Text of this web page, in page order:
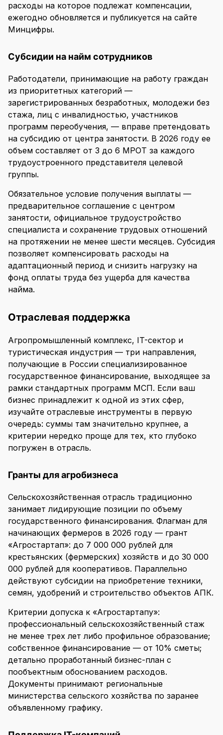
расходы на которое подлежат компенсации,
ежегодно обновляется и публикуется на сайте
Минцифры.
Субсидии на найм сотрудников
Работодатели, принимающие на работу граждан
из приоритетных категорий —
зарегистрированных безработных, молодежи без
стажа, лиц с инвалидностью, участников
программ переобучения, — вправе претендовать
на субсидию от центра занятости. В 2026 году ее
объем составляет от 3 до 6 МРОТ за каждого
трудоустроенного представителя целевой
группы.
Обязательное условие получения выплаты —
предварительное соглашение с центром
занятости, официальное трудоустройство
специалиста и сохранение трудовых отношений
на протяжении не менее шести месяцев. Субсидия
позволяет компенсировать расходы на
адаптационный период и снизить нагрузку на
фонд оплаты труда без ущерба для качества
найма.
Отраслевая поддержка
Агропромышленный комплекс, IT-сектор и
туристическая индустрия — три направления,
получающие в России специализированное
государственное финансирование, выходящее за
рамки стандартных программ МСП. Если ваш
бизнес принадлежит к одной из этих сфер,
изучайте отраслевые инструменты в первую
очередь: суммы там значительно крупнее, а
критерии нередко проще для тех, кто глубоко
погружен в отрасль.
Гранты для агробизнеса
Сельскохозяйственная отрасль традиционно
занимает лидирующие позиции по объему
государственного финансирования. Флагман для
начинающих фермеров в 2026 году — грант
«Агростартап»: до 7 000 000 рублей для
крестьянских (фермерских) хозяйств и до 30 000
000 рублей для кооперативов. Параллельно
действуют субсидии на приобретение техники,
семян, удобрений и строительство объектов АПК.
Критерии допуска к «Агростартапу»:
профессиональный сельскохозяйственный стаж
не менее трех лет либо профильное образование;
собственное финансирование — от 10% сметы;
детально проработанный бизнес-план с
пообъектным обоснованием расходов.
Документы принимают региональные
министерства сельского хозяйства по заранее
объявленному графику.